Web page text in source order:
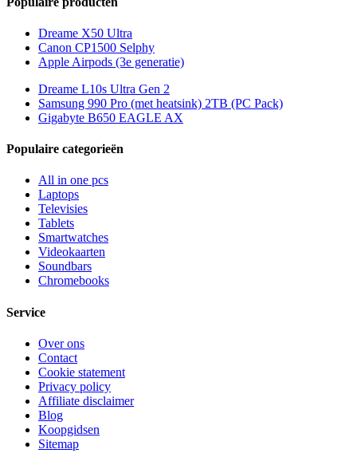
Dreame X50 Ultra
Canon CP1500 Selphy
Apple Airpods (3e generatie)
Dreame L10s Ultra Gen 2
Samsung 990 Pro (met heatsink) 2TB (PC Pack)
Gigabyte B650 EAGLE AX
Populaire categorieën
All in one pcs
Laptops
Televisies
Tablets
Smartwatches
Videokaarten
Soundbars
Chromebooks
Service
Over ons
Contact
Cookie statement
Privacy policy
Affiliate disclaimer
Blog
Koopgidsen
Sitemap